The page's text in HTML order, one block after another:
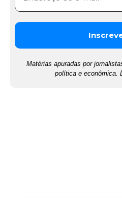
Matérias apuradas por
política e econômica.